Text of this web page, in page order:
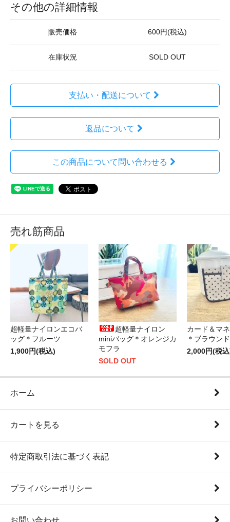
その他の詳細情報
販売価格 600円(税込)
在庫状況 SOLD OUT
支払い・配送について
返品について
この商品について問い合わせる
売れ筋商品
超軽量ナイロンエコバ
ッグ＊フルーツ
1,900円(税込)
超軽量ナイロン
miniバッグ＊オレンジカ
モフラ
SOLD OUT
カード＆マ
＊ブラウン
2,000円(税
ホーム
カートを見る
特定商取引法に基づく表記
プライバシーポリシー
お問い合わせ